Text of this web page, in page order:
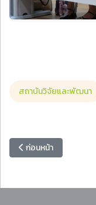
สถาบันวิจัยและพัฒนา
เนื้อหาก่อนหน้า: นักศึก
ก่อนหน้า